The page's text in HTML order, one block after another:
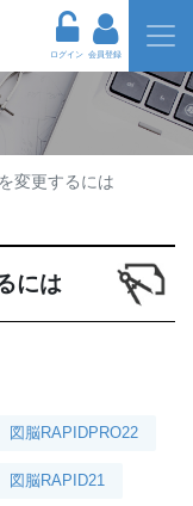
ログイン 会員登録
変更するには
には
図脳RAPIDPRO22
図脳RAPID21